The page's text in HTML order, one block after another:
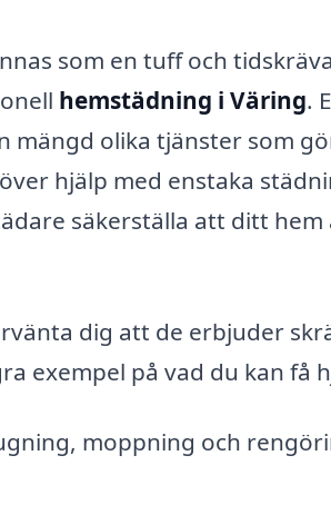
som en tuff och
hemstädning i Väring.
mängd olika tjänster som
hjälp med enstaka
säkerställa att ditt hem
dig att de erbjuder
exempel på vad du kan få
moppning och